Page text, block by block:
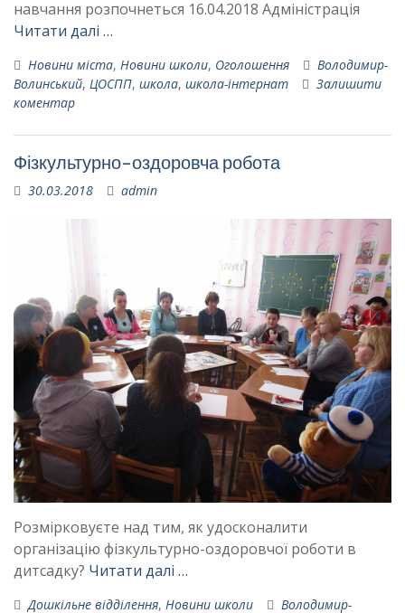
навчання розпочнеться 16.04.2018 Адміністрація
Читати далі …
Новини міста, Новини школи, Оголошення
Володимир-
Волинський, ЦОСПП, школа, школа-інтернат
Залишити
коментар
Фізкультурно-оздоровча робота
30.03.2018 admin
Розмірковуєте над тим, як удосконалити
організацію фізкультурно-оздоровчої роботи в
дитсадку? Читати далі …
Дошкільне відділення, Новини школи Володимир-